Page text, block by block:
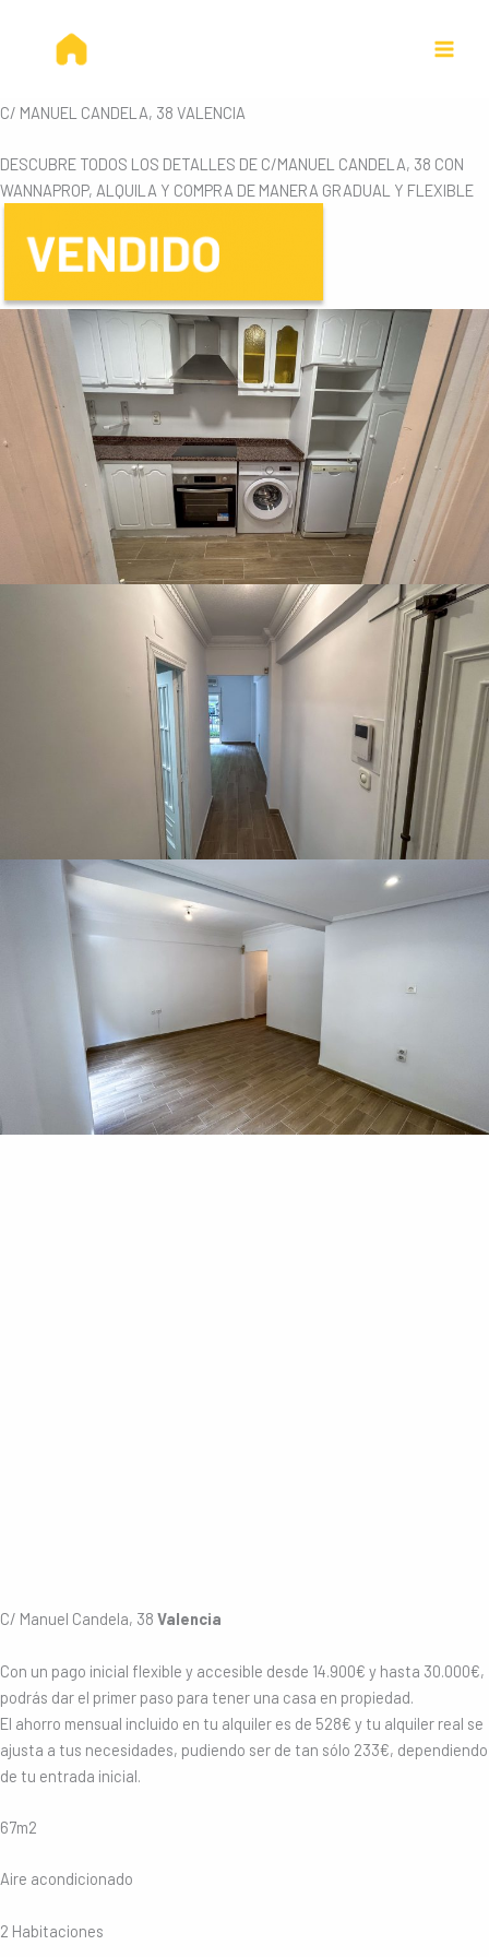
contenido
C/ MANUEL CANDELA, 38 VALENCIA
DESCUBRE TODOS LOS DETALLES DE C/MANUEL CANDELA, 38 CON
WANNAPROP, ALQUILA Y COMPRA DE MANERA GRADUAL Y FLEXIBLE
C/ Manuel Candela, 38 Valencia
Con un pago inicial flexible y accesible desde 14.900€ y hasta 30.000€,
podrás dar el primer paso para tener una casa en propiedad.
El ahorro mensual incluido en tu alquiler es de 528€ y tu alquiler real se
ajusta a tus necesidades, pudiendo ser de tan sólo 233€, dependiendo
de tu entrada inicial.
67m2
Aire acondicionado
2 Habitaciones